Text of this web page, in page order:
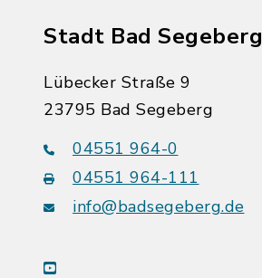
Stadt Bad Segeberg
Lübecker Straße 9
23795 Bad Segeberg
04551 964-0
04551 964-111
info@badsegeberg.de
youtube